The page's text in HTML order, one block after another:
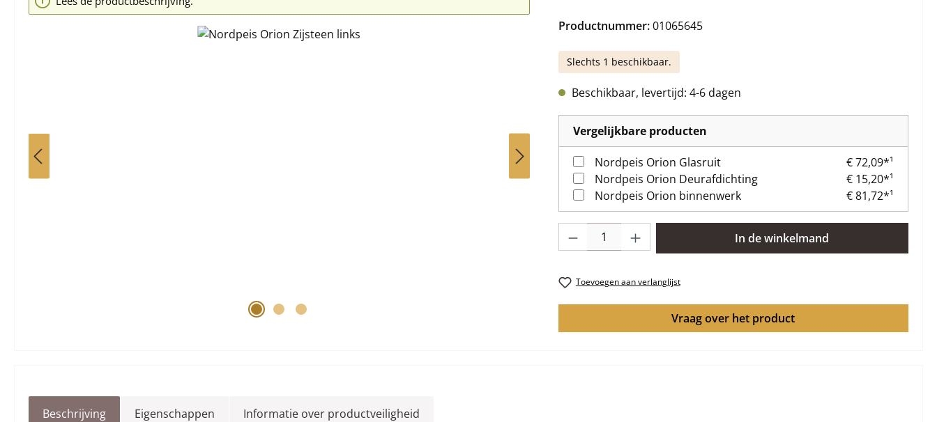
Productnummer:01065645
Slechts 1 beschikbaar.
Beschikbaar, levertijd: 4-6 dagen
Vergelijkbare producten
Nordpeis Orion Glasruit
€ 72,09*¹
Nordpeis Orion Deurafdichting
€ 15,20*¹
Nordpeis Orion binnenwerk
€ 81,72*¹
Producthoeveelheid: Voer de gewenste hoeveelheid in of gebruik de knoppen
In de winkelmand
Toevoegen aan verlanglijst
Vraag over het product
Beschrijving Eigenschappen Informatie over productveiligheid